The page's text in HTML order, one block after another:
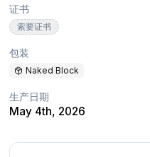
证书
索要证书
包装
Naked Block
生产日期
May 4th, 2026